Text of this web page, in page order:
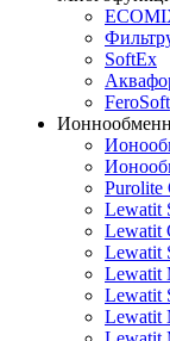
SoftEx
FeroSoft
Purolite
Lewatit
Lewatit
Lewatit
Lewatit
Lewatit
Lewatit